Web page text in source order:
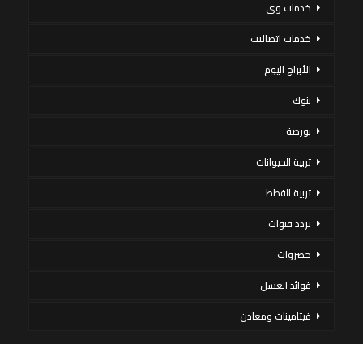
خدمات وى
خدمات اتصالات
الأبراج اليوم
بنوك
بورصة
تربية الحيوانات
تربية القطط
تردد قنوات
خضروات
فوائد العسل
فيتامينات ومعادن